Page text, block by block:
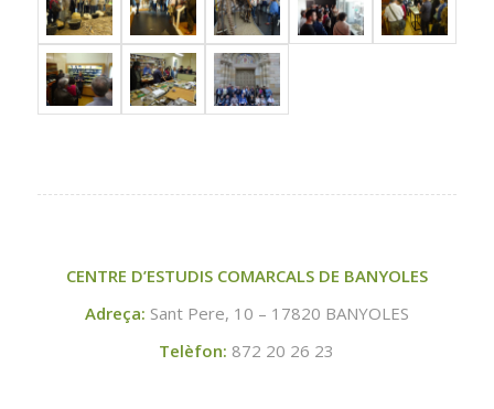
CENTRE D’ESTUDIS COMARCALS DE BANYOLES
Adreça: Sant Pere, 10 – 17820 BANYOLES
Telèfon: 872 20 26 23